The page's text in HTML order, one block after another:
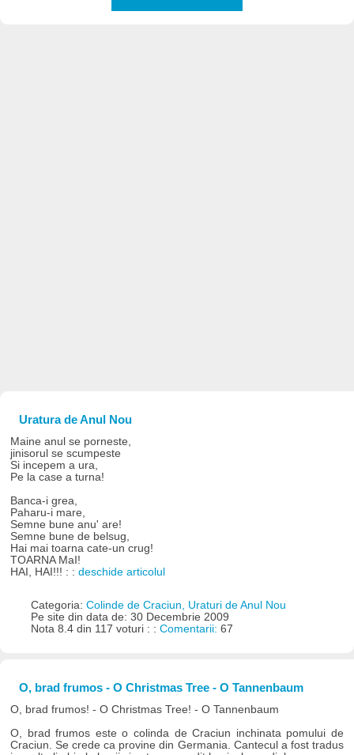
Uratura de Anul Nou
Maine anul se porneste,
jinisorul se scumpeste
Si incepem a ura,
Pe la case a turna!
Banca-i grea,
Paharu-i mare,
Semne bune anu' are!
Semne bune de belsug,
Hai mai toarna cate-un crug!
TOARNA MaI!
HAI, HAI!!! : :deschide articolul
Categoria: Colinde de Craciun, Uraturi de Anul Nou
Pe site din data de: 30 Decembrie 2009
Nota 8.4 din 117 voturi : : Comentarii: 67
O, brad frumos - O Christmas Tree - O Tannenbaum
O, brad frumos! - O Christmas Tree! - O Tannenbaum
O, brad frumos este o colinda de Craciun inchinata pomului de
Craciun. Se crede ca provine din Germania. Cantecul a fost tradus